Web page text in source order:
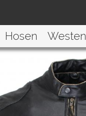
Hosen Westen